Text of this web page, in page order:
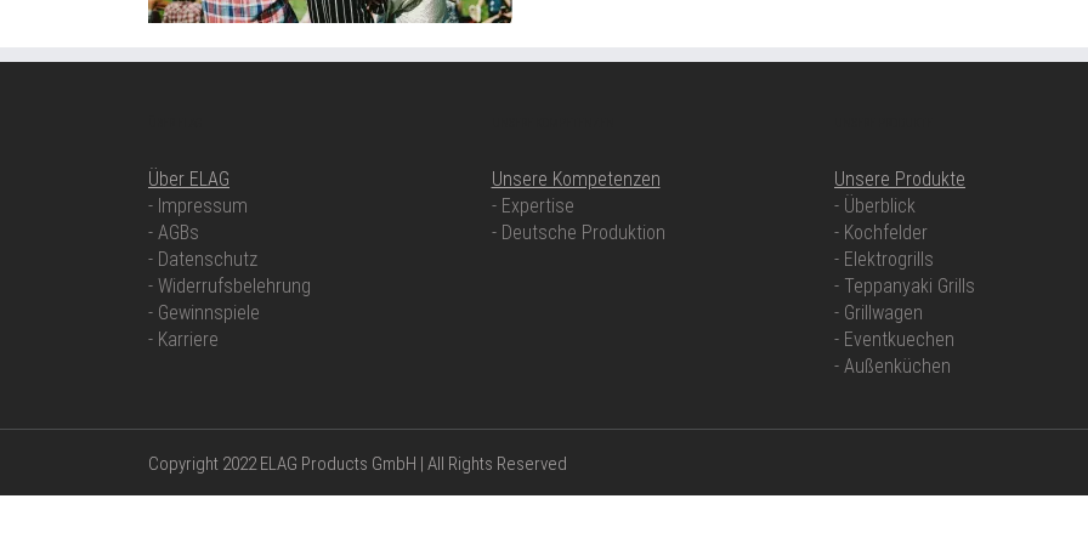
Über ELAG
- Impressum
- AGBs
- Datenschutz
- Widerrufsbelehrung
- Gewinnspiele
- Karriere
Unsere Kompetenzen
- Expertise
- Deutsche Produktion
Unsere Produkte
- Überblick
- Kochfelder
- Elektrogrills
- Teppanyaki Grills
- Grillwagen
- Eventkuechen
- Außenküchen
Copyright 2022 ELAG Products GmbH | All Rights Reserved